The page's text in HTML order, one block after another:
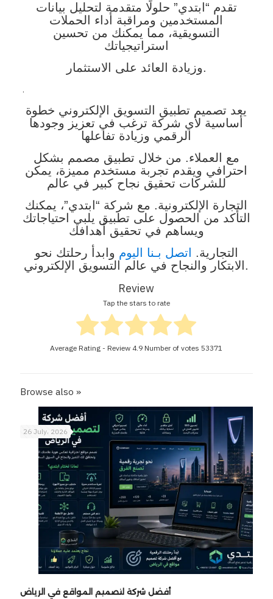
تقدم “ابتدي” حلولًا متقدمة لتحليل بيانات
المستخدمين ومراقبة أداء الحملات
التسويقية، مما يمكنك من تحسين
استراتيجياتك
وزيادة العائد على الاستثمار.
.
يعد تصميم تطبيق التسويق الإلكتروني خطوة
أساسية لأي شركة ترغب في تعزيز وجودها
الرقمي وزيادة تفاعلها
مع العملاء. من خلال تطبيق مصمم بشكل
احترافي ويقدم تجربة مستخدم مميزة، يمكن
للشركات تحقيق نجاح كبير في عالم
التجارة الإلكترونية. مع شركة “ابتدي”، يمكنك
التأكد من الحصول على تطبيق يلبي احتياجاتك
ويساهم في تحقيق أهدافك
التجارية.
اتصل بـنا اليوم وابدأ رحلتك نحو
الابتكار والنجاح في عالم التسويق الإلكتروني.
Review
Tap the stars to rate
Average Rating - Review 4.9 Number of votes53371
Browse also »
26 July، 2026
أفضل شركة لتصميم المواقع في الرياض